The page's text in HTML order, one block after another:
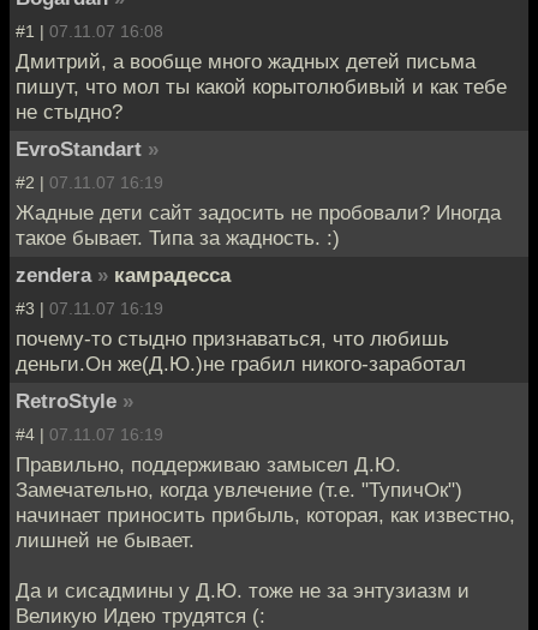
#1 | 07.11.07 16:08
Дмитрий, а вообще много жадных детей письма
пишут, что мол ты какой корытолюбивый и как тебе
не стыдно?
EvroStandart »
#2 | 07.11.07 16:19
Жадные дети сайт задосить не пробовали? Иногда
такое бывает. Типа за жадность. :)
zendera » камрадесса
#3 | 07.11.07 16:19
почему-то стыдно признаваться, что любишь
деньги.Он же(Д.Ю.)не грабил никого-заработал
RetroStyle »
#4 | 07.11.07 16:19
Правильно, поддерживаю замысел Д.Ю.
Замечательно, когда увлечение (т.е. "ТупичОк")
начинает приносить прибыль, которая, как известно,
лишней не бывает.
Да и сисадмины у Д.Ю. тоже не за энтузиазм и
Великую Идею трудятся (: